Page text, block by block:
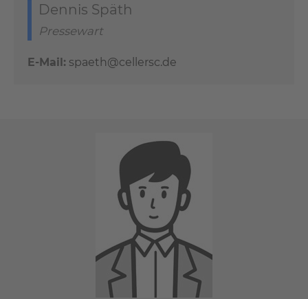
Dennis Späth
Pressewart
E-Mail: spaeth@cellersc.de